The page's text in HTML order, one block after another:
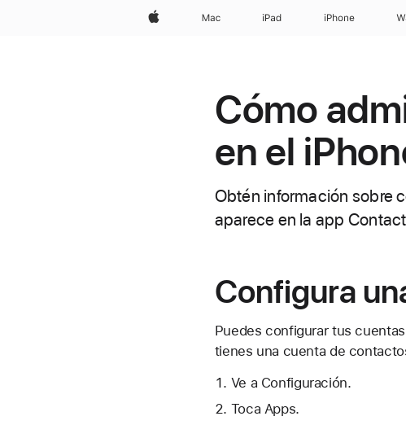
Apple Mac iPad iPhone
Cómo
en el
Obtén información sobre
aparece en la app
Configura
Puedes configurar tus
tienes una cuenta de
Ve a Configuración.
Toca Apps.